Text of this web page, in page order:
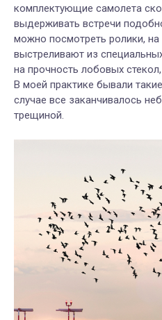
комплектующие самолета
выдерживать встречи
можно посмотреть ролики, на
выстреливают из
на прочность лобовых
В моей практике бывали
случае все заканчивалось
трещиной.